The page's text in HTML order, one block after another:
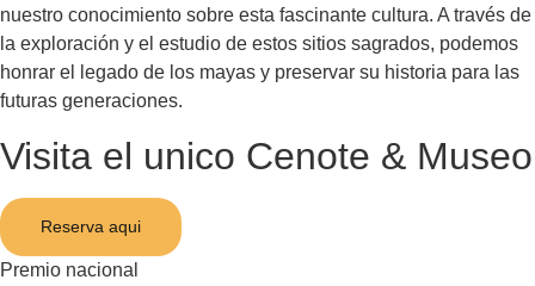
nuestro conocimiento sobre esta fascinante cultura. A través de
la exploración y el estudio de estos sitios sagrados, podemos
honrar el legado de los mayas y preservar su historia para las
futuras generaciones.
Visita el unico Cenote & Museo
Reserva aqui
Premio nacional